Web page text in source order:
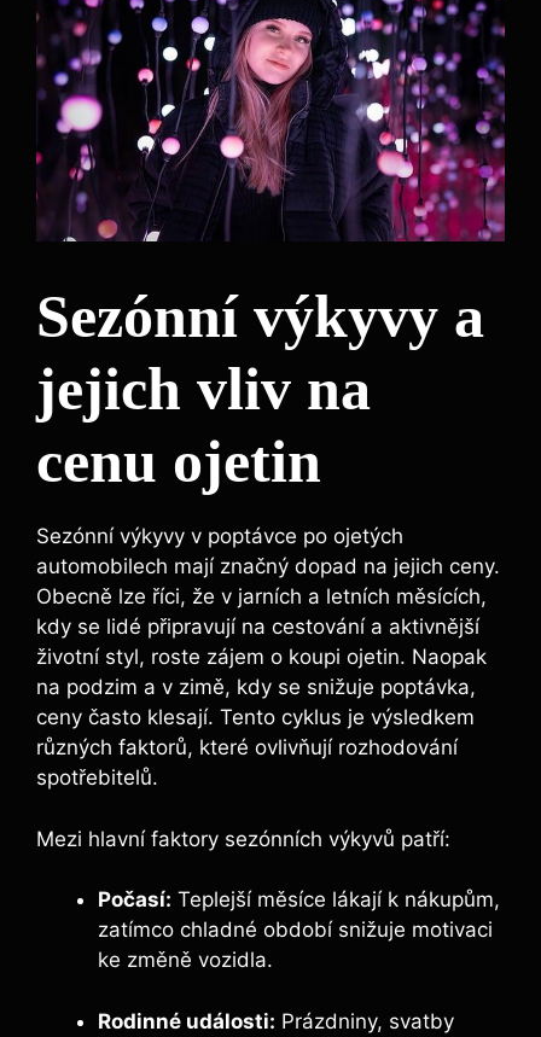
Sezónní výkyvy a
jejich vliv na
cenu ojetin
Sezónní výkyvy v poptávce po ojetých
automobilech mají značný dopad na jejich ceny.
Obecně lze říci, že v jarních a letních měsících,
kdy se lidé připravují na cestování a aktivnější
životní styl, roste zájem o koupi ojetin. Naopak
na podzim a v zimě, kdy se snižuje poptávka,
ceny často klesají. Tento cyklus je výsledkem
různých faktorů, které ovlivňují rozhodování
spotřebitelů.
Mezi hlavní faktory sezónních výkyvů patří:
Počasí: Teplejší měsíce lákají k nákupům,
zatímco chladné období snižuje motivaci
ke změně vozidla.
Rodinné události: Prázdniny, svatby